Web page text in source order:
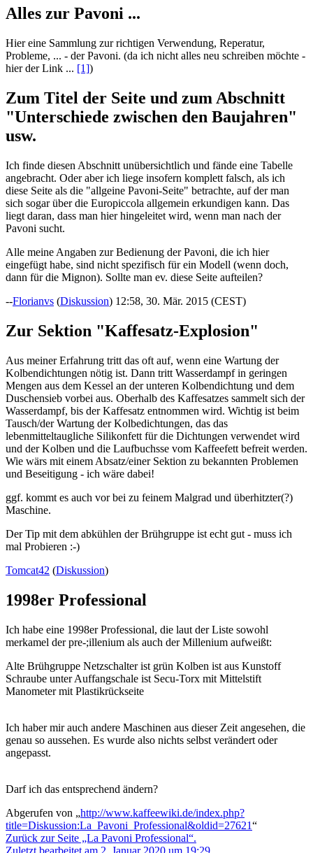
Alles zur Pavoni ...
Hier eine Sammlung zur richtigen Verwendung, Reperatur,
Probleme, ... - der Pavoni. (da ich nicht alles neu schreiben möchte -
hier der Link ... [1])
Zum Titel der Seite und zum Abschnitt
"Unterschiede zwischen den Baujahren"
usw.
Ich finde diesen Abschnitt unübersichtlich und fände eine Tabelle
angebracht. Oder aber ich liege insofern komplett falsch, als ich
diese Seite als die "allgeine Pavoni-Seite" betrachte, auf der man
sich sogar über die Europiccola allgemein erkundigen kann. Das
liegt daran, dass man hier hingeleitet wird, wenn man nach der
Pavoni sucht.
Alle meine Angaben zur Bedienung der Pavoni, die ich hier
eingefügt habe, sind nicht spezifisch für ein Modell (wenn doch,
dann für die Mignon). Sollte man ev. diese Seite aufteilen?
--Florianvs (Diskussion) 12:58, 30. Mär. 2015 (CEST)
Zur Sektion "Kaffesatz-Explosion"
Aus meiner Erfahrung tritt das oft auf, wenn eine Wartung der
Kolbendichtungen nötig ist. Dann tritt Wasserdampf in geringen
Mengen aus dem Kessel an der unteren Kolbendichtung und dem
Duschensieb vorbei aus. Oberhalb des Kaffesatzes sammelt sich der
Wasserdampf, bis der Kaffesatz entnommen wird. Wichtig ist beim
Tausch/der Wartung der Kolbedichtungen, das das
lebenmitteltaugliche Silikonfett für die Dichtungen verwendet wird
und der Kolben und die Laufbuchsse vom Kaffeefett befreit werden.
Wie wärs mit einem Absatz/einer Sektion zu bekannten Problemen
und Beseitigung - ich wäre dabei!
ggf. kommt es auch vor bei zu feinem Malgrad und überhitzter(?)
Maschine.
Der Tip mit dem abkühlen der Brühgruppe ist echt gut - muss ich
mal Probieren :-)
Tomcat42 (Diskussion)
1998er Professional
Ich habe eine 1998er Professional, die laut der Liste sowohl
merkamel der pre-;illenium als auch der Millenium aufweißt:
Alte Brühgruppe Netzschalter ist grün Kolben ist aus Kunstoff
Schraube unter Auffangschale ist Secu-Torx mit Mittelstift
Manometer mit Plastikrückseite
Ich haber mir auch andere Maschinen aus dieser Zeit angesehen, die
genau so aussehen. Es wurde also nichts selbst verändert oder
angepasst.
Darf ich das entsprechend ändern?
Abgerufen von „http://www.kaffeewiki.de/index.php?
title=Diskussion:La_Pavoni_Professional&oldid=27621“
Zurück zur Seite „La Pavoni Professional“.
Zuletzt bearbeitet am 2. Januar 2020 um 19:29